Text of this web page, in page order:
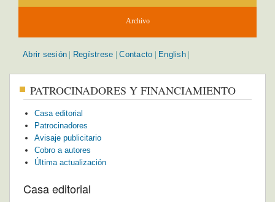
Archivo
Abrir sesión Regístrese |Contacto English
PATROCINADORES Y FINANCIAMIENTO
Casa editorial
Patrocinadores
Avisaje publicitario
Cobro a autores
Última actualización
Casa editorial